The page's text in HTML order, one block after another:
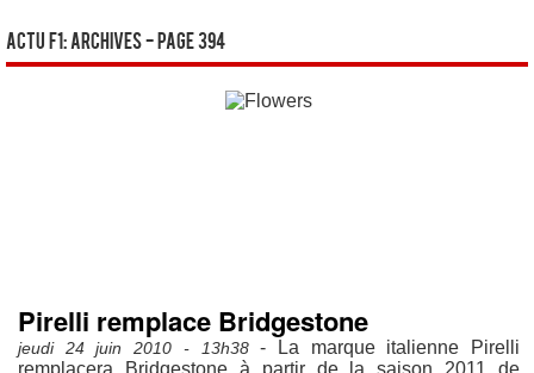
Actu F1: Archives - Page 394
Pirelli remplace Bridgestone
jeudi 24 juin 2010 - 13h38- La marque italienne Pirelli
remplacera Bridgestone à partir de la saison 2011 de